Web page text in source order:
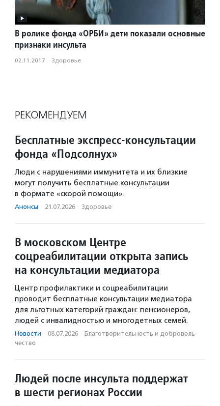
В ролике фонда «ОРБИ» дети показали основные
признаки инсульта
02.11.2017 · Здоровье
РЕКОМЕНДУЕМ
Бесплатные экспресс-консультации
фонда «Подсолнух»
Люди с нарушениями иммунитета и их близкие
могут получить бесплатные консультации
в формате «скорой помощи».
Анонсы · 21.07.2026 · Здоровье
В московском Центре
соцреабилитации открыта запись
на консультации медиатора
Центр профилактики и соцреабилитации
проводит бесплатные консультации медиатора
для льготных категорий граждан: пенсионеров,
людей с инвалидностью и многодетных семей.
Новости · 08.07.2026 · Благотвори­тель­ность и доброволь­
чест­во
Людей после инсульта поддержат
в шести регионах России